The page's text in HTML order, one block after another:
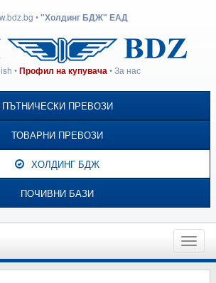
•"Холдинг БДЖ" ЕАД
•Профил на купувача •За нас
ПЪТНИЧЕСКИ ПРЕВОЗИ
ТОВАРНИ ПРЕВОЗИ
ХОЛДИНГ БДЖ
ПОЧИВНИ БАЗИ
Toggle